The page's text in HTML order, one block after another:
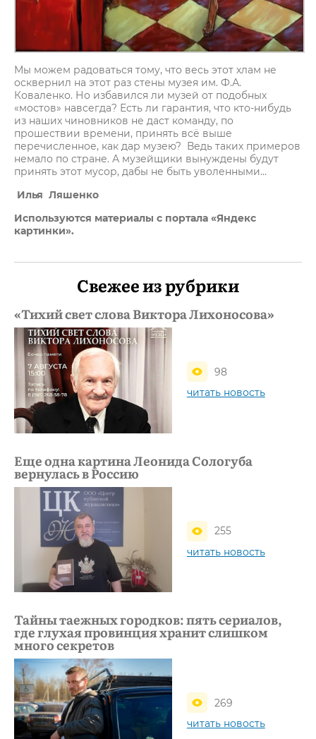
Мы можем радоваться тому, что весь этот хлам не
осквернил на этот раз стены музея им. Ф.А.
Коваленко. Но избавился ли музей от подобных
«мостов» навсегда? Есть ли гарантия, что кто-нибудь
из наших чиновников не даст команду, по
прошествии времени, принять всё выше
перечисленное, как дар музею? Ведь таких примеров
немало по стране. А музейщики вынуждены будут
принять этот мусор, дабы не быть уволенными…
Илья Ляшенко
Используются материалы с портала «Яндекс
картинки».
Свежее из рубрики
«Тихий свет слова Виктора Лихоносова»
98
читать новость
Еще одна картина Леонида Сологуба
вернулась в Россию
255
читать новость
Тайны таежных городков: пять сериалов,
где глухая провинция хранит слишком
много секретов
269
читать новость